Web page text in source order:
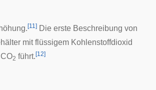
[11] Die erste Beschreibung von
mit flüssigem Kohlenstoffdioxid
2 führt. [12]